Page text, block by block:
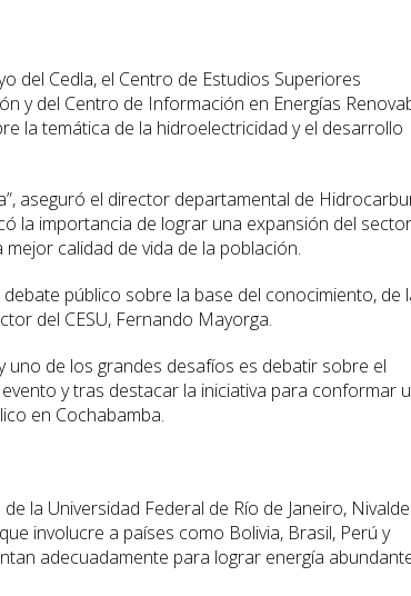
del Cedla, el Centro de Estudios Superiores
y del Centro de Información en Energías
la temática de la hidroelectricidad y el desarrollo
aseguró el director departamental de
la importancia de lograr una expansión del sector
calidad de vida de la población.
público sobre la base del conocimiento, de
del CESU, Fernando Mayorga.
uno de los grandes desafíos es debatir sobre el
y tras destacar la iniciativa para conformar
en Cochabamba.
la Universidad Federal de Río de Janeiro,
involucre a países como Bolivia, Brasil, Perú y
adecuadamente para lograr energía